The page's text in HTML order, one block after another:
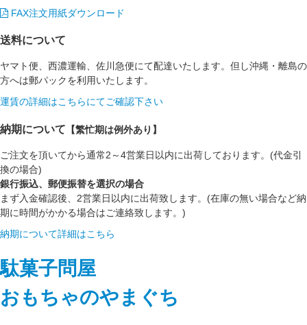
FAX注文用紙ダウンロード
送料について
ヤマト便、西濃運輸、佐川急便にて配達いたします。但し沖縄・離島の
方へは郵パックを利用いたします。
運賃の詳細はこちらにてご確認下さい
納期について 【繁忙期は例外あり】
ご注文を頂いてから通常2～4営業日以内に出荷しております。(代金引
換の場合)
銀行振込、郵便振替を選択の場合
まず入金確認後、2営業日以内に出荷致します。(在庫の無い場合など納
期に時間がかかる場合はご連絡致します。)
納期について詳細はこちら
駄菓子問屋
おもちゃのやまぐち